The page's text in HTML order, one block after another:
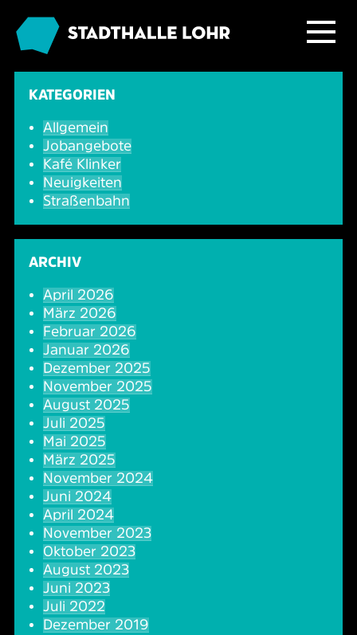
Programm
Übersicht
Ballett & Tanz
Familie
Konzerte
Oper & Operette
Party
Theater & Musical
Vorträge & Lesungen
Kafé Klinker
Service
Neuigkeiten
Tickets
Hotels & Übernachtung
Essen & Trinken
Barrierefreiheit
Über Lohr a.Main
FAQ – Fragen & Antworten
Kontakt
Das Haus
Großer Saal
Seminarbereich
Technik
Downloads
Geschichte
Jobs
Ansprechpartner
Buchungsanfrage
Kafé Klinker
KATEGORIEN
Allgemein
Jobangebote
Kafé Klinker
Neuigkeiten
Straßenbahn
ARCHIV
April 2026
März 2026
Februar 2026
Januar 2026
Dezember 2025
November 2025
August 2025
Juli 2025
Mai 2025
März 2025
November 2024
Juni 2024
April 2024
November 2023
Oktober 2023
August 2023
Juni 2023
Juli 2022
Dezember 2019